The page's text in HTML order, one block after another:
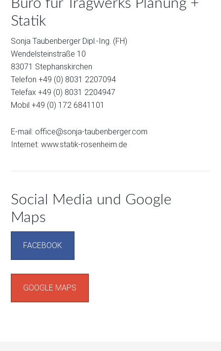
Büro für Tragwerks Planung +
Statik
Sonja Taubenberger Dipl.-Ing. (FH)
Wendelsteinstraße 10
83071 Stephanskirchen
Telefon +49 (0) 8031 2207094
Telefax +49 (0) 8031 2204947
Mobil +49 (0) 172 6841101
E-mail: office@sonja-taubenberger.com
Internet:www.statik-rosenheim.de
Social Media und Google
Maps
FACEBOOK
GOOGLE MAPS